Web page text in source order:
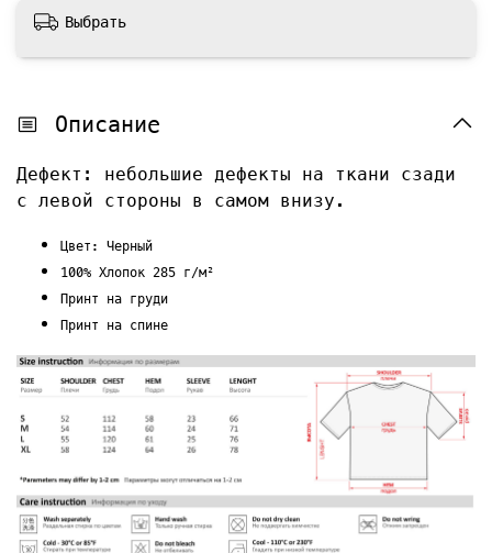
Выбрать
Описание
Дефект: небольшие дефекты на ткани сзади
с левой стороны в самом внизу.
Цвет: Черный
100% Хлопок 285 г/м²
Принт на груди
Принт на спине